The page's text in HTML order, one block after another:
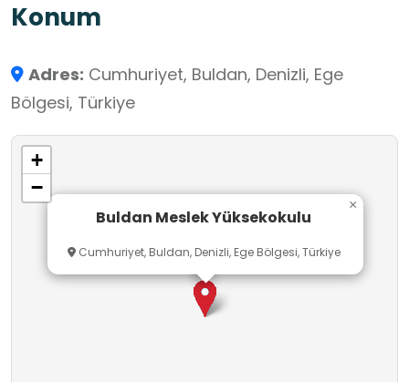
genelinde internet erişimi bulunmaktadır.
sağlanmaktadır. Mezunlar Dikey Geçiş Sınavı ile
lisans programlarına geçiş yapabilmektedir.
Konum
Adres: Cumhuriyet, Buldan, Denizli, Ege
Bölgesi, Türkiye
Buldan Meslek Yüksekokulu
Cumhuriyet, Buldan, Denizli, Ege Bölgesi, Türkiye
×
+
−